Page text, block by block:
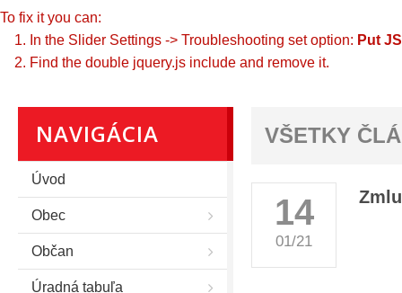
To fix it you can:
1. In the Slider Settings -> Troubleshooting set option: Put
2. Find the double jquery.js include and remove it.
NAVIGÁCIA
Úvod
Obec
Občan
Úradná tabuľa
VŠETKY
14
01/21